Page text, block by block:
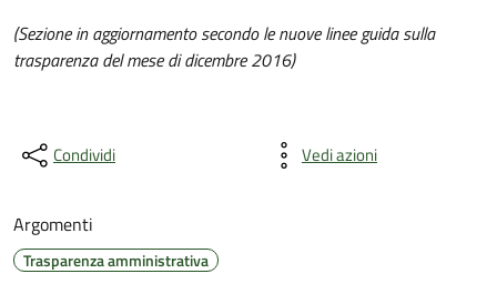
(Sezione in aggiornamento secondo le nuove linee guida sulla
trasparenza del mese di dicembre 2016)
Condividi Vedi azioni
Argomenti
Trasparenza amministrativa